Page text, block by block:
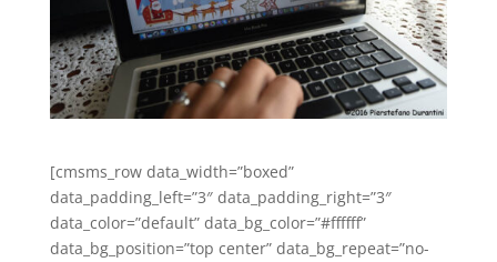
[cmsms_row data_width=”boxed”
data_padding_left=”3″ data_padding_right=”3″
data_color=”default” data_bg_color=”#ffffff”
data_bg_position=”top center” data_bg_repeat=”no-